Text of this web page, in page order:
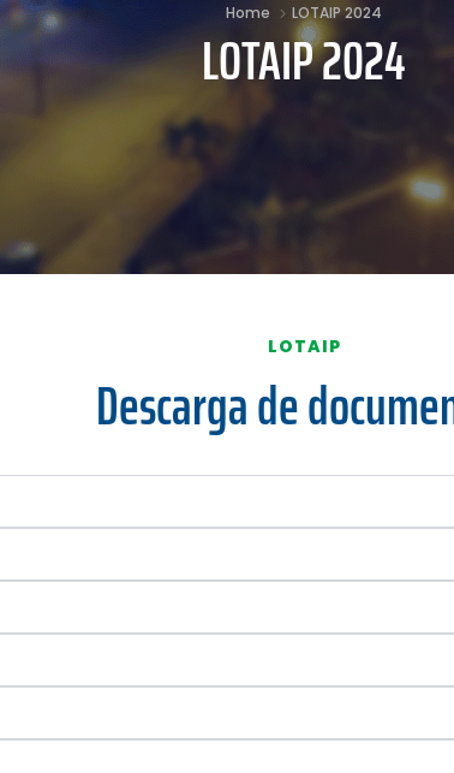
Home LOTAIP 2024
LOTAIP 2024
LOTAIP
Descarga de